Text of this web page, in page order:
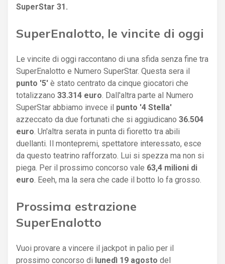
SuperStar 31.
SuperEnalotto, le vincite di oggi
Le vincite di oggi raccontano di una sfida senza fine tra
SuperEnalotto e Numero SuperStar. Questa sera il
punto '5' è stato centrato da cinque giocatori che
totalizzano 33.314 euro . Dall'altra parte al Numero
SuperStar abbiamo invece il punto '4 Stella'
azzeccato da due fortunati che si aggiudicano 36.504
euro . Un'altra serata in punta di fioretto tra abili
duellanti. Il montepremi, spettatore interessato, esce
da questo teatrino rafforzato. Lui si spezza ma non si
piega. Per il prossimo concorso vale 63,4 milioni di
euro . Eeeh, ma la sera che cade il botto lo fa grosso.
Prossima estrazione
SuperEnalotto
Vuoi provare a vincere il jackpot in palio per il
prossimo concorso di lunedì 19 agosto del